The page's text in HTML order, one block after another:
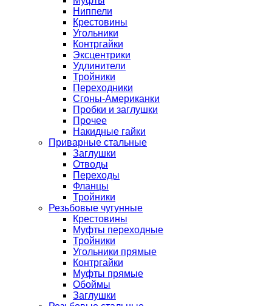
Ниппели
Крестовины
Угольники
Контргайки
Эксцентрики
Удлинители
Тройники
Переходники
Сгоны-Американки
Пробки и заглушки
Прочее
Накидные гайки
Приварные стальные
Заглушки
Отводы
Переходы
Фланцы
Тройники
Резьбовые чугунные
Крестовины
Муфты переходные
Тройники
Угольники прямые
Контргайки
Муфты прямые
Обоймы
Заглушки